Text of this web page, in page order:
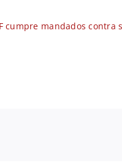
cumpre mandados